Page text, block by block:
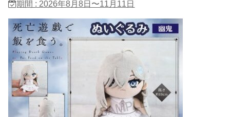
期間 : 2026年8月8日〜11月11日